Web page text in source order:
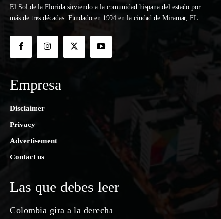
El Sol de la Florida sirviendo a la comunidad hispana del estado por
más de tres décadas. Fundado en 1994 en la ciudad de Miramar, FL.
Empresa
Disclaimer
Privacy
Advertisement
Contact us
Las que debes leer
Colombia gira a la derecha